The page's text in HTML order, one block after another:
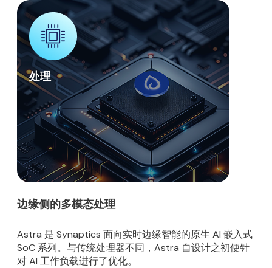
处理
边缘侧的多模态处理
Astra 是 Synaptics 面向实时边缘智能的原生 AI 嵌入式
SoC 系列。与传统处理器不同，Astra 自设计之初便针
对 AI 工作负载进行了优化。